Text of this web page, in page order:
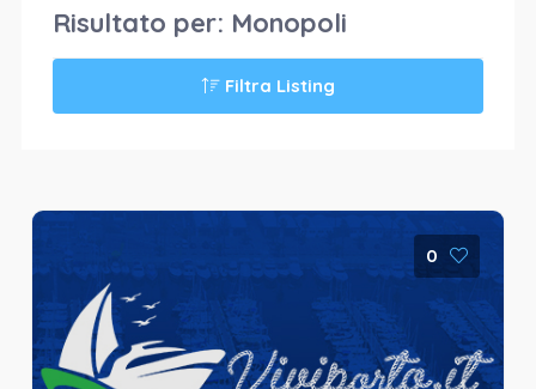
Risultato per: Monopoli
Filtra Listing
0